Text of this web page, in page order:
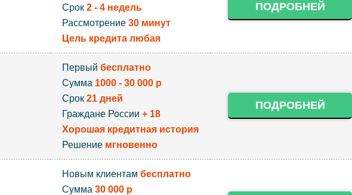
Срок 2 - 4 недель
Рассмотрение 30 минут
Цель кредита любая
ПОДРОБНЕЙ
Первый бесплатно
Сумма 1000 - 30 000 р
Срок 21 дней
Граждане России + 18
Хорошая кредитная история
Решение мгновенно
ПОДРОБНЕЙ
Новым клиентам бесплатно
Сумма 30 000 р